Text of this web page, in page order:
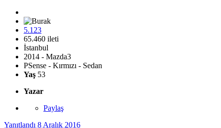
5.123
65.460 ileti
İstanbul
2014 - Mazda3
PSense - Kırmızı - Sedan
Yaş 53
Yazar
Paylaş
Yanıtlandı 8 Aralık 2016